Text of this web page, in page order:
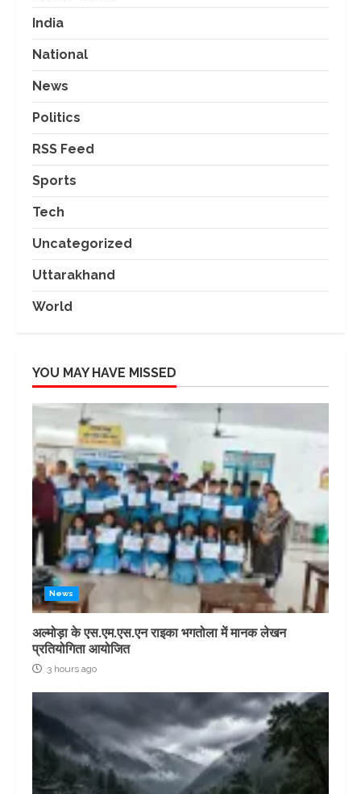
India
National
News
Politics
RSS Feed
Sports
Tech
Uncategorized
Uttarakhand
World
YOU MAY HAVE MISSED
News
अल्मोड़ा के एस.एम.एस.एन राइका भगतोला में मानक लेखन
प्रतियोगिता आयोजित
3 hours ago